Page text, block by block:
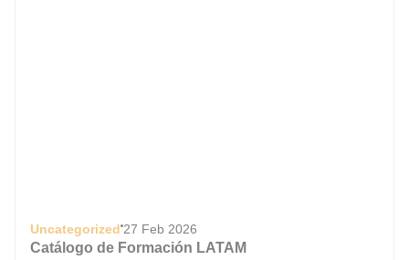
Uncategorized 27 Feb 2026
Catálogo de Formación LATAM